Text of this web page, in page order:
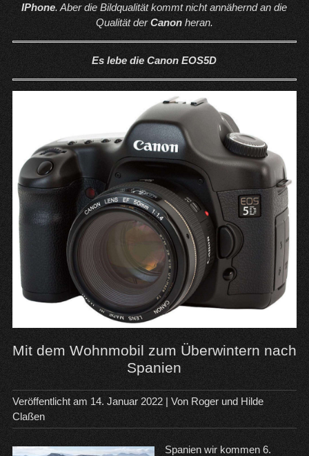
IPhone. Aber die Bildqualität kommt nicht annähernd an die
Qualität derCanonheran.
Es lebe die Canon EOS5D
Mit dem Wohnmobil zum Überwintern nach
Spanien
Veröffentlicht am 14. Januar 2022| Von Roger und Hilde
Claßen
Spanien wir kommen 6.